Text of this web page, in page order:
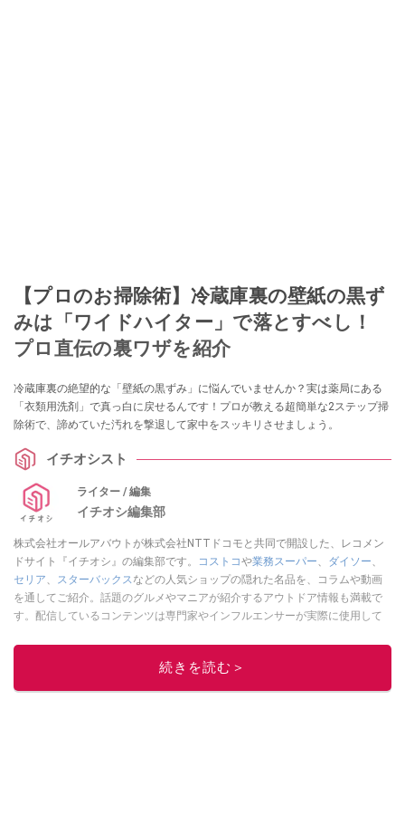
【プロのお掃除術】冷蔵庫裏の壁紙の黒ず
みは「ワイドハイター」で落とすべし！
プロ直伝の裏ワザを紹介
冷蔵庫裏の絶望的な「壁紙の黒ずみ」に悩んでいませんか？実は薬局にある
「衣類用洗剤」で真っ白に戻せるんです！プロが教える超簡単な2ステップ掃
除術で、諦めていた汚れを撃退して家中をスッキリさせましょう。
イチオシスト
ライター / 編集
イチオシ編集部
株式会社オールアバウトが株式会社NTTドコモと共同で開設した、レコメン
ドサイト『イチオシ』の編集部です。
コストコや業務スーパー、 ダイソー、
セリア、 スターバックスなどの人気ショップの隠れた名品を、コラムや動画
を通してご紹介。話題のグルメやマニアが紹介するアウトドア情報も満載で
す。配信しているコンテンツは専門家やインフルエンサーが実際に使用して
ニュースでフォロー
続きを読む＞